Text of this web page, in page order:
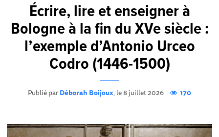
Écrire, lire et enseigner à
Bologne à la fin du XVe siècle :
l’exemple d’Antonio Urceo
Codro (1446-1500)
Publié parDéborah Boijoux, le 8 juillet 2026 170